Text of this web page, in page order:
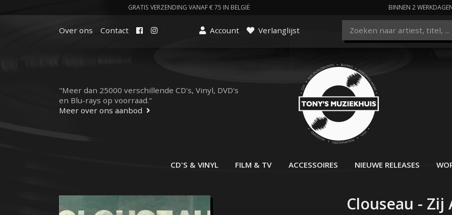
GRATIS VERZENDING VANAF € 75 IN BELGIË BINNEN 2
Over ons Contact FacebookInstagram Account Verlanglijst
"Meer dan 25000 verschillende CD's, Vinyl, DVD's
en Blu-rays op voorraad."
Meer over ons aanbod
CD'S & VINYL FILM & TV ACCESSOIRES NIEUWE RELEASES
Clouseau - Zij